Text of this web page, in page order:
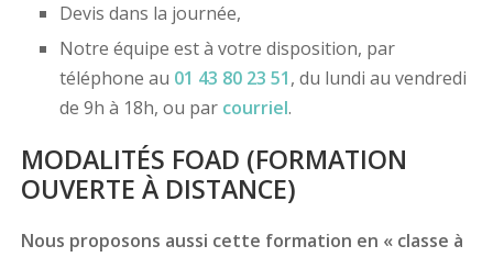
Devis dans la journée,
Notre équipe est à votre disposition, par
téléphone au 01 43 80 23 51, du lundi au vendredi
de 9h à 18h, ou par courriel.
MODALITÉS FOAD (FORMATION
OUVERTE À DISTANCE)
Nous proposons aussi cette formation en « classe à